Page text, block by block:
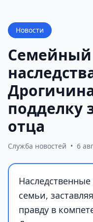
Новости
Семейный
подделку
отца
Служба новостей • 6
семьи,
правду в